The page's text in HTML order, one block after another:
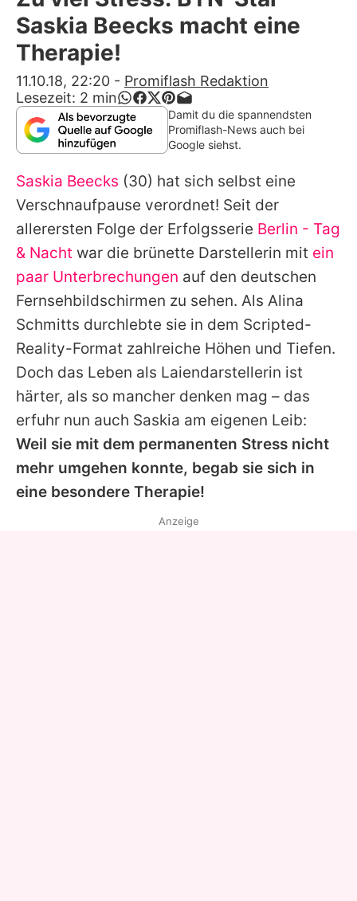
Alle Themen auf Promiflash
App runterladen
Team
Redaktionelle Richtlinien
Impressum
Datenschutzerklärung
Nutzungsbedingungen
Utiq verwalten
Saskia Beecks macht eine
Therapie!
11.10.18, 22:20 - Promiflash Redaktion
Lesezeit: 2 min
Damit du die spannendsten
Promiflash-News auch bei
Google siehst.
Saskia Beecks (30) hat sich selbst eine
Verschnaufpause verordnet! Seit der
allerersten Folge der Erfolgsserie Berlin - Tag
& Nacht war die brünette Darstellerin mit ein
paar Unterbrechungen auf den deutschen
Fernsehbildschirmen zu sehen. Als Alina
Schmitts durchlebte sie in dem Scripted-
Reality-Format zahlreiche Höhen und Tiefen.
Doch das Leben als Laiendarstellerin ist
härter, als so mancher denken mag – das
erfuhr nun auch Saskia am eigenen Leib:
Weil sie mit dem permanenten Stress nicht
mehr umgehen konnte, begab sie sich in
eine besondere Therapie!
Anzeige